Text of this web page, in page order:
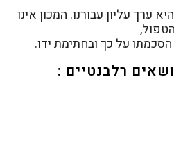
ערך עליון עבורנו. המכון אינו
על כך ובחתימת ידו.
רלבנטיים :